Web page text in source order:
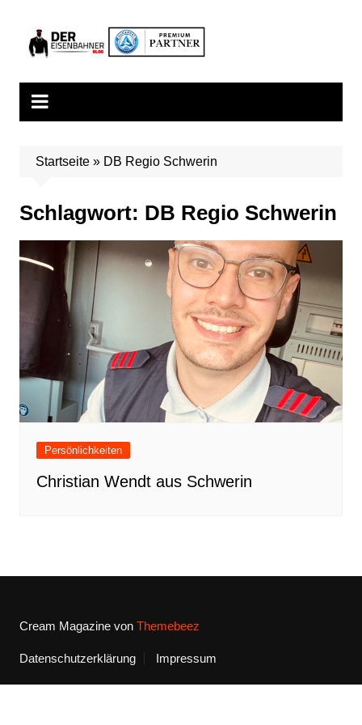
springen
Startseite» DB Regio Schwerin
Schlagwort: DB Regio Schwerin
Persönlichkeiten
Christian Wendt aus Schwerin
Cream Magazine von Themebeez
Datenschutzerklärung Impressum